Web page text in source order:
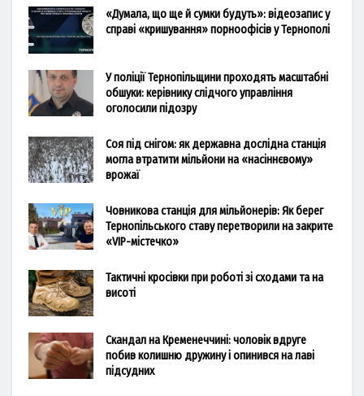
«Думала, що ще й сумки будуть»: відеозапис у
справі «кришування» порноофісів у Тернополі
У поліції Тернопільщини проходять масштабні
обшуки: керівнику слідчого управління
оголосили підозру
Соя під снігом: як державна дослідна станція
могла втратити мільйони на «насіннєвому»
врожаї
Човникова станція для мільйонерів: Як берег
Тернопільського ставу перетворили на закрите
«VIP-містечко»
Тактичні кросівки при роботі зі сходами та на
висоті
Скандал на Кременеччині: чоловік вдруге
побив колишню дружину і опинився на лаві
підсудних